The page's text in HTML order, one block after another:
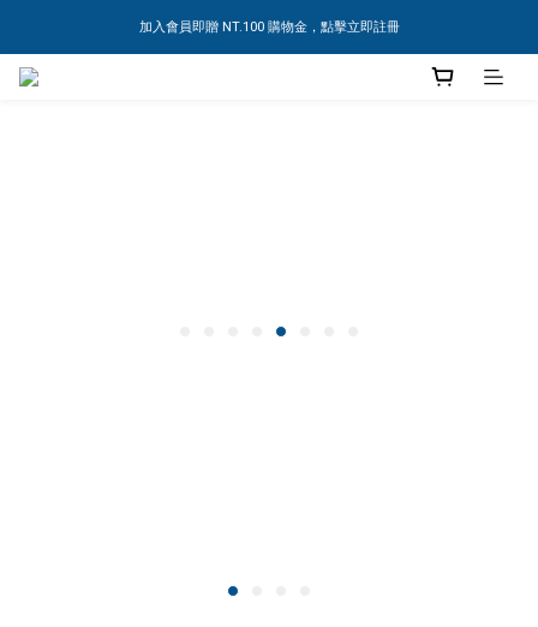
加入會員即贈 NT.100 購物金，點擊立即註冊